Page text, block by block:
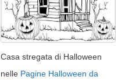
Casa stregata di Halloween
nelle Pagine Halloween da